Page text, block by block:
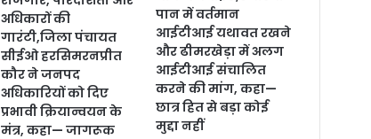
अधिकारों की
गारंटी,जिला पंचायत
सीईओ हरसिमरनप्रीत
कौर ने जनपद
अधिकारियों को दिए
प्रभावी क्रियान्वयन के
मंत्र, कहा— जागरूक
पान में वर्तमान
आईटीआई यथावत रखने
और ढीमरखेड़ा में अलग
आईटीआई संचालित
करने की मांग, कहा—
छात्र हित से बड़ा कोई
मुद्दा नहीं